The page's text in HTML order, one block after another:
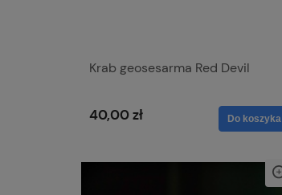
Krab geosesarma Red Devil
40,00 zł Do koszyka